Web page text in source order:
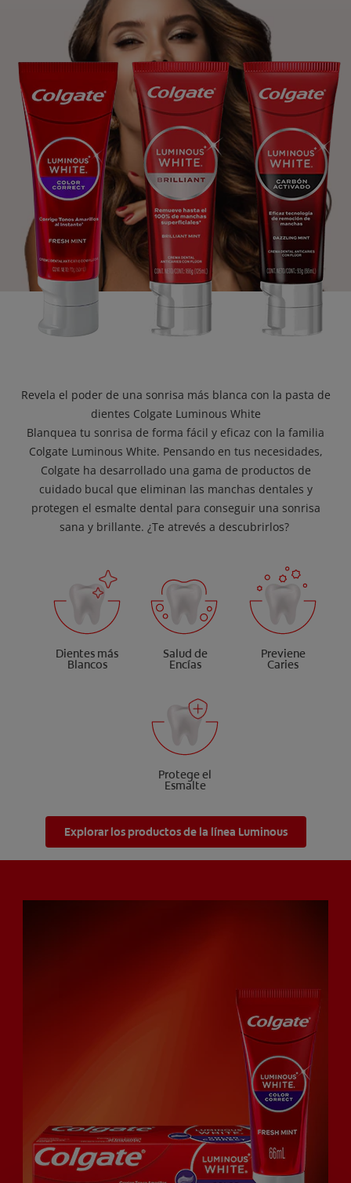
CHEQUEO DE SALUD BUCAL
CORRESPONDENCIA DE PRODUCTOS
PROMOCIONES
NI (ES)
SUSCRÍBASE
Revela el poder de una sonrisa más blanca con la pasta de
dientes Colgate Luminous White
Blanquea tu sonrisa de forma fácil y eficaz con la familia
Colgate Luminous White. Pensando en tus necesidades,
Colgate ha desarrollado una gama de productos de
cuidado bucal que eliminan las manchas dentales y
protegen el esmalte dental para conseguir una sonrisa
sana y brillante. ¿Te atrevés a descubrirlos?
Dientes más
Blancos
Salud de
Encías
Previene
Caries
Protege el
Esmalte
Explorar los productos de la línea Luminous